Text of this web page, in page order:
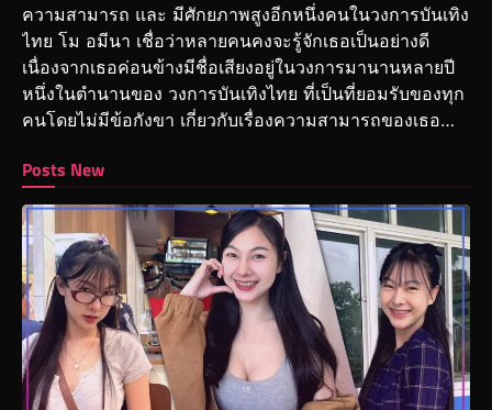
ความสามารถ และ มีศักยภาพสูงอีกหนึ่งคนในวงการบันเทิง
ไทย โม อมีนา เชื่อว่าหลายคนคงจะรู้จักเธอเป็นอย่างดี
เนื่องจากเธอค่อนข้างมีชื่อเสียงอยู่ในวงการมานานหลายปี
หนึ่งในตำนานของ วงการบันเทิงไทย ที่เป็นที่ยอมรับของทุก
คนโดยไม่มีข้อกังขา เกี่ยวกับเรื่องความสามารถของเธอ…
Posts New